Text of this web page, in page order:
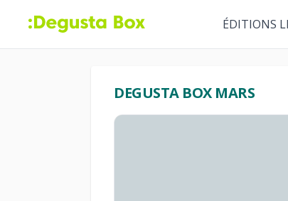
ÉDITIONS
DEGUSTA BOX MARS